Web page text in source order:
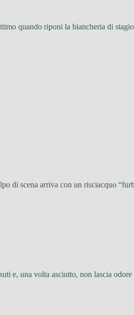
quando riponi la biancheria di
di scena arriva con un risciacquo
e, una volta asciutto, non lascia odore